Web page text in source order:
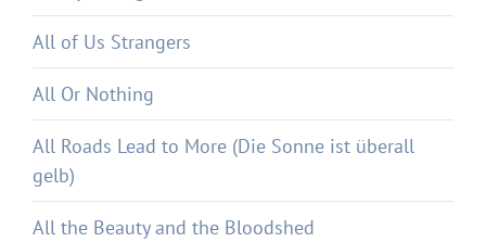
All of Us Strangers
All Or Nothing
All Roads Lead to More (Die Sonne ist überall
gelb)
All the Beauty and the Bloodshed